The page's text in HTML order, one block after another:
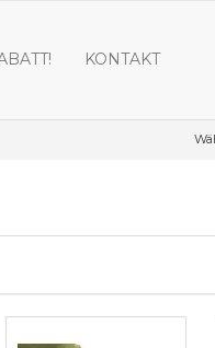
KONTAKT